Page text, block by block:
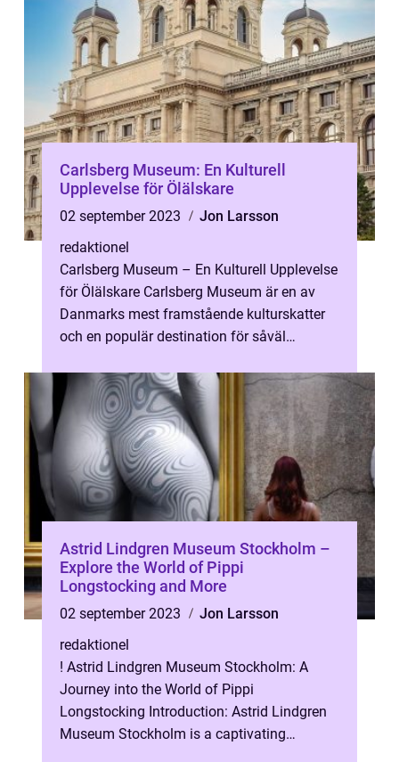
Carlsberg Museum: En Kulturell
Upplevelse för Ölälskare
02 september 2023
Jon Larsson
redaktionel
Carlsberg Museum – En Kulturell Upplevelse
för Ölälskare Carlsberg Museum är en av
Danmarks mest framstående kulturskatter
och en populär destination för såväl
Astrid Lindgren Museum Stockholm –
Explore the World of Pippi
Longstocking and More
02 september 2023
Jon Larsson
redaktionel
! Astrid Lindgren Museum Stockholm: A
Journey into the World of Pippi
Longstocking Introduction: Astrid Lindgren
Museum Stockholm is a captivating